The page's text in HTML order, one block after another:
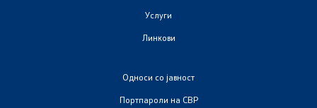
Услуги
Линкови
Односи со јавност
Портпароли на СВР